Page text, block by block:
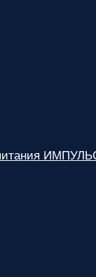
питания